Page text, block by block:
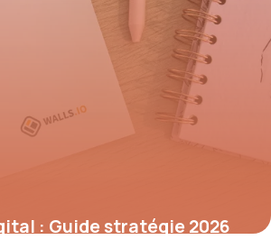
: Guide stratégie 2026